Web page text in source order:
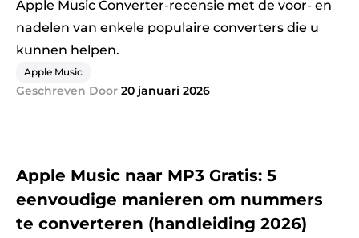
Apple Music Converter-recensie met de voor- en
nadelen van enkele populaire converters die u
kunnen helpen.
Apple Music
Geschreven Door 20 januari 2026
Apple Music naar MP3 Gratis: 5
eenvoudige manieren om nummers
te converteren (handleiding 2026)